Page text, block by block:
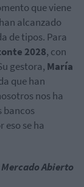
que viene
alcanzado
de tipos. Para
2028, con
gestora, María
que han
nos ha
bancos
se ha
Mercado Abierto